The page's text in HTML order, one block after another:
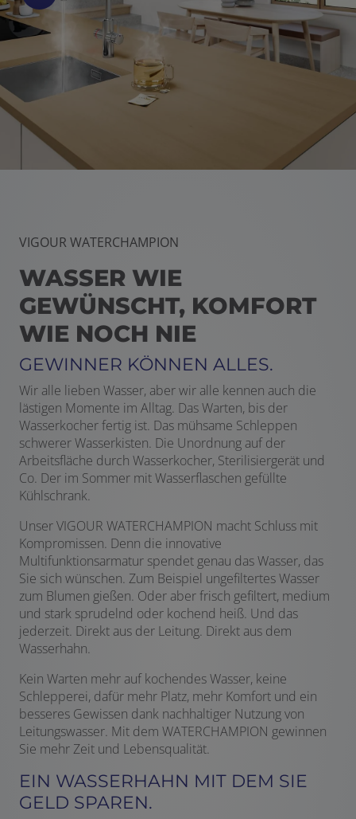
VIGOUR WATERCHAMPION
WASSER WIE
GEWÜNSCHT, KOMFORT
WIE NOCH NIE
GEWINNER KÖNNEN ALLES.
Wir alle lieben Wasser, aber wir alle kennen auch die
lästigen Momente im Alltag. Das Warten, bis der
Wasserkocher fertig ist. Das mühsame Schleppen
schwerer Wasserkisten. Die Unordnung auf der
Arbeitsfläche durch Wasserkocher, Sterilisiergerät und
Co. Der im Sommer mit Wasserflaschen gefüllte
Kühlschrank.
Unser VIGOUR WATERCHAMPION macht Schluss mit
Kompromissen. Denn die innovative
Multifunktionsarmatur spendet genau das Wasser, das
Sie sich wünschen. Zum Beispiel ungefiltertes Wasser
zum Blumen gießen. Oder aber frisch gefiltert, medium
und stark sprudelnd oder kochend heiß. Und das
jederzeit. Direkt aus der Leitung. Direkt aus dem
Wasserhahn.
Kein Warten mehr auf kochendes Wasser, keine
Schlepperei, dafür mehr Platz, mehr Komfort und ein
besseres Gewissen dank nachhaltiger Nutzung von
Leitungswasser. Mit dem WATERCHAMPION gewinnen
Sie mehr Zeit und Lebensqualität.
EIN WASSERHAHN MIT DEM SIE
GELD SPAREN.